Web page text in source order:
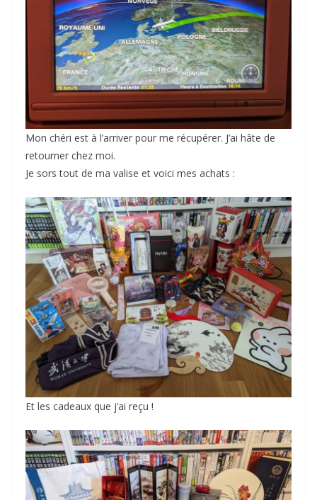
Mon chéri est à l’arriver pour me récupérer. J’ai hâte de
retourner chez moi.
Je sors tout de ma valise et voici mes achats :
Et les cadeaux que j’ai reçu !